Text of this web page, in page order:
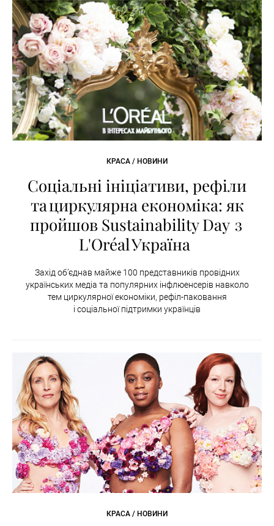
КРАСА / НОВИНИ
Соціальні ініціативи, рефіли
та циркулярна економіка: як
пройшов Sustainability Day з
L'Oréal Україна
Захід об’єднав майже 100 представників провідних
українських медіа та популярних інфлюенсерів навколо
тем циркулярної економіки, рефіл-паковання
і соціальної підтримки українців
КРАСА / НОВИНИ